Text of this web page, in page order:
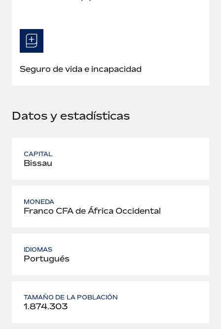
Seguro de vida e incapacidad
Datos y estadísticas
CAPITAL
Bissau
MONEDA
Franco CFA de África Occidental
IDIOMAS
Portugués
TAMAÑO DE LA POBLACIÓN
1.874.303